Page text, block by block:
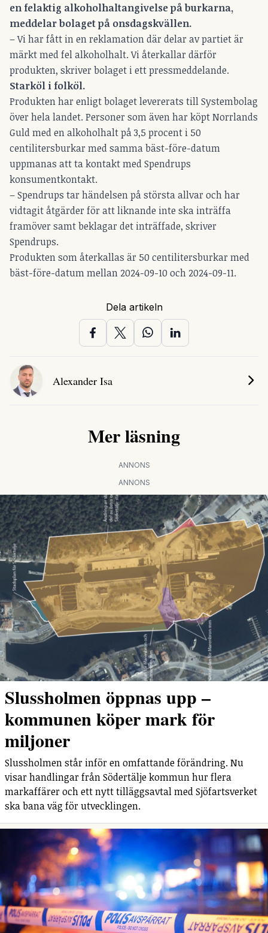
en felaktig alkoholhaltangivelse på burkarna,
meddelar bolaget på onsdagskvällen.
– Vi har fått in en reklamation där delar av partiet är
märkt med fel alkoholhalt. Vi återkallar därför
produkten, skriver bolaget i ett pressmeddelande.
Starköl i folköl.
Produkten har enligt bolaget levererats till Systembolag
över hela landet. Personer som även har köpt Norrlands
Guld med en alkoholhalt på 3,5 procent i 50
centilitersburkar med samma bäst-före-datum
uppmanas att ta kontakt med Spendrups
konsumentkontakt.
– Spendrups tar händelsen på största allvar och har
vidtagit åtgärder för att liknande inte ska inträffa
framöver samt beklagar det inträffade, skriver
Spendrups.
Produkten som återkallas är 50 centilitersburkar med
bäst-före-datum mellan 2024-09-10 och 2024-09-11.
Dela artikeln
Alexander Isa
Mer läsning
ANNONS
ANNONS
Slussholmen öppnas upp –
kommunen köper mark för
miljoner
Slussholmen står inför en omfattande förändring. Nu
visar handlingar från Södertälje kommun hur flera
markaffärer och ett nytt tilläggsavtal med Sjöfartsverket
ska bana väg för utvecklingen.